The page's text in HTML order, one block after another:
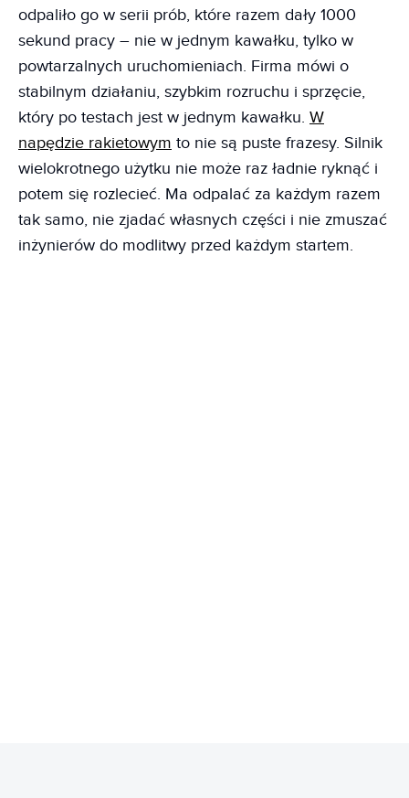
odpaliło go w serii prób, które razem dały 1000
sekund pracy – nie w jednym kawałku, tylko w
powtarzalnych uruchomieniach. Firma mówi o
stabilnym działaniu, szybkim rozruchu i sprzęcie,
który po testach jest w jednym kawałku. W
napędzie rakietowym to nie są puste frazesy. Silnik
wielokrotnego użytku nie może raz ładnie ryknąć i
potem się rozlecieć. Ma odpalać za każdym razem
tak samo, nie zjadać własnych części i nie zmuszać
inżynierów do modlitwy przed każdym startem.